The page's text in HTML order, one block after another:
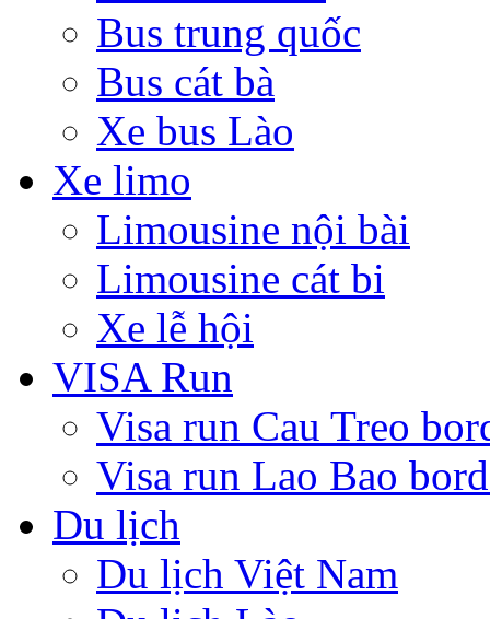
Bus trung quốc
Bus cát bà
Xe bus Lào
Xe limo
Limousine nội bài
Limousine cát bi
Xe lễ hội
VISA Run
Visa run Cau Treo
Visa run Lao Bao
Du lịch
Du lịch Việt Nam